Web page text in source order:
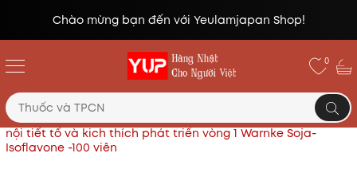
Chào mừng bạn đến với Yeulamjapan Shop!
0
Trang chủ Thực phẩm chức năng
Viên uống hỗ trợ
nội tiết tố và kich thích phát triển vòng 1 Warnke Soja-
Isoflavone -100 viên